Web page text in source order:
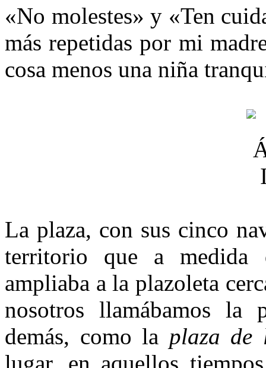
«No molestes» y «Ten
más repetidas por mi
cosa menos una niña
La plaza, con sus cinco
territorio que a medida
ampliaba a la plazoleta
nosotros llamába­mos la
demás, como la plaza de
lugar, en aquellos